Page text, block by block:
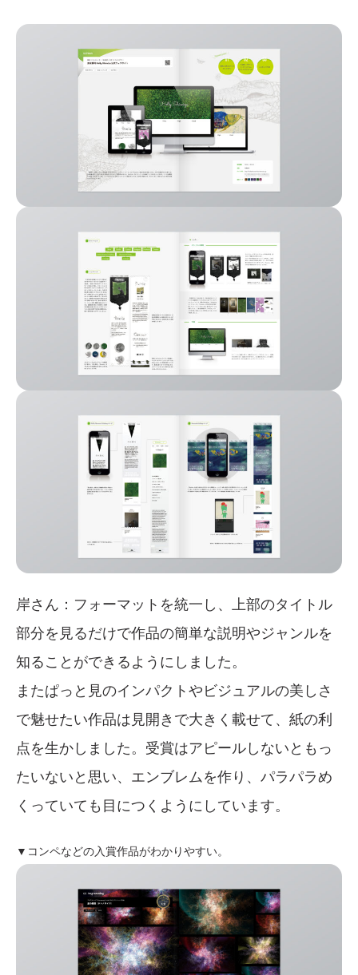
岸さん：フォーマットを統一し、上部のタイトル
部分を見るだけで作品の簡単な説明やジャンルを
知ることができるようにしました。
またぱっと見のインパクトやビジュアルの美しさ
で魅せたい作品は見開きで大きく載せて、紙の利
点を生かしました。受賞はアピールしないともっ
たいないと思い、エンブレムを作り、パラパラめ
くっていても目につくようにしています。
▼コンペなどの入賞作品がわかりやすい。